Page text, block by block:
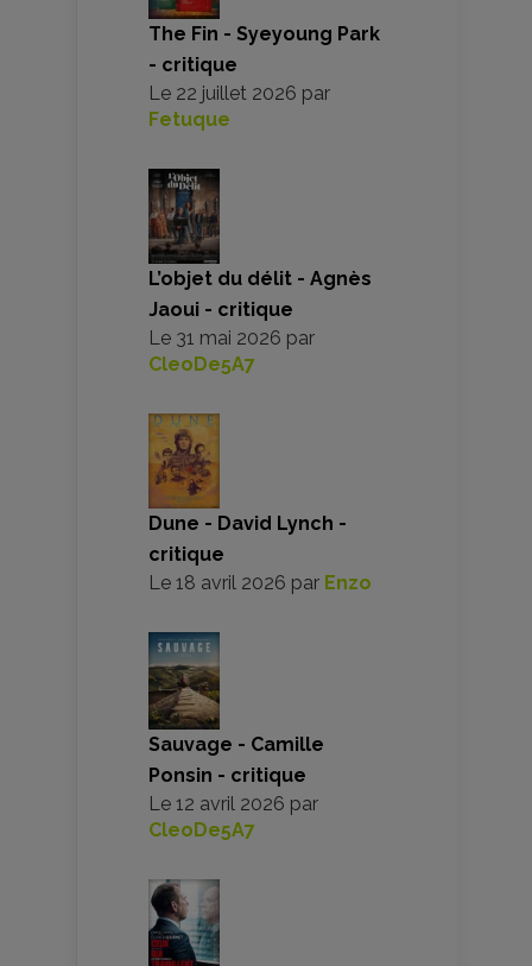
The Fin - Syeyoung Park
- critique
Le 22 juillet 2026 par
Fetuque
L’objet du délit - Agnès
Jaoui - critique
Le 31 mai 2026 par
CleoDe5A7
Dune - David Lynch -
critique
Le 18 avril 2026 par Enzo
Sauvage - Camille
Ponsin - critique
Le 12 avril 2026 par
CleoDe5A7